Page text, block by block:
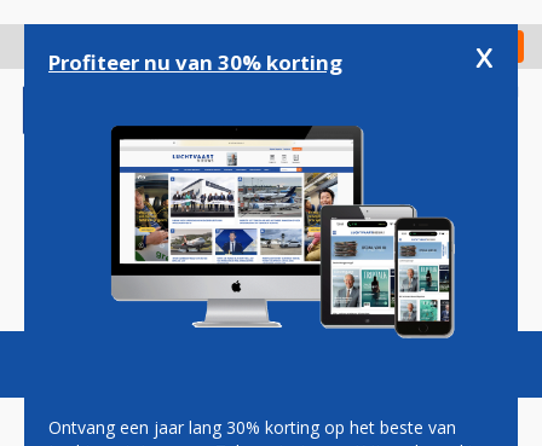
gaan
Check in
Magazine Podcasts Vacatures
Profiteer nu van 30% korting x
Ontvang een jaar lang 30% korting op het beste van